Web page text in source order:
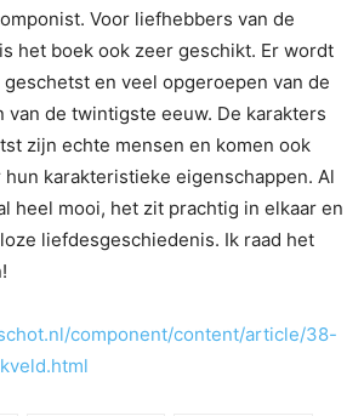
Voor liefhebbers van de
het boek ook zeer geschikt. Er wordt
en veel opgeroepen van de
van de twintigste eeuw. De karakters
zijn echte mensen en komen ook
karakteristieke eigenschappen. Al
heel mooi, het zit prachtig in elkaar en
liefdesgeschiedenis. Ik raad het
component/content/article/38-